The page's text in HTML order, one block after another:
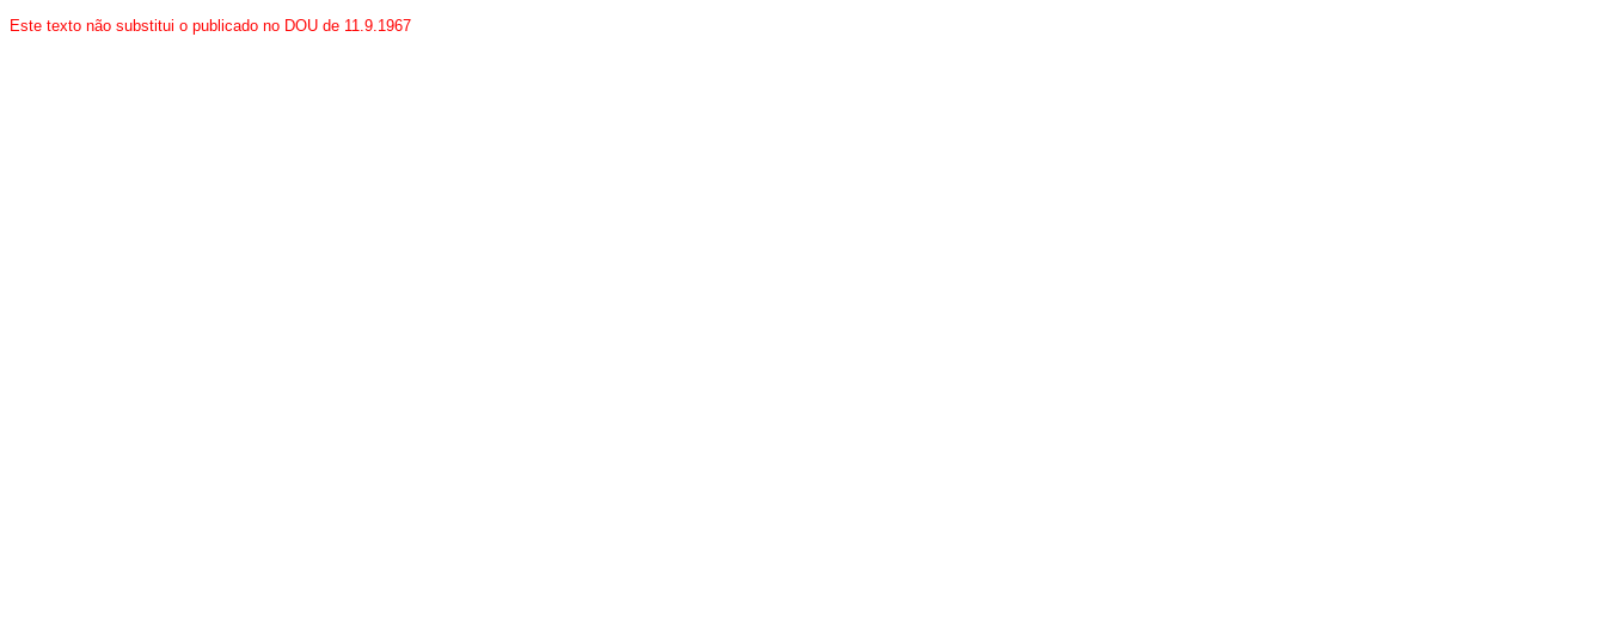
Este texto não substitui o publicado no DOU de 11.9.1967